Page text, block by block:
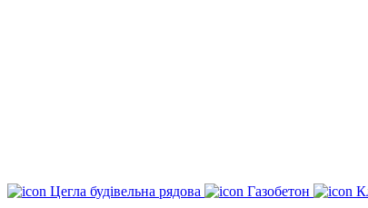
Цегла будівельна рядова Газобетон